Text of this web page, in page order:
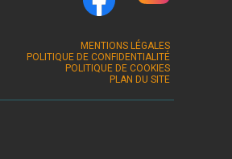
MENTIONS LÉGALES
POLITIQUE DE CONFIDENTIALITÉ
POLITIQUE DE COOKIES
PLAN DU SITE